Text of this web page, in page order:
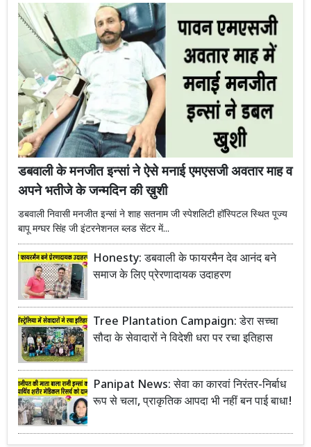
डबवाली के मनजीत इन्सां ने ऐसे मनाई एमएसजी अवतार माह व
अपने भतीजे के जन्मदिन की ख़ुशी
डबवाली निवासी मनजीत इन्सां ने शाह सतनाम जी स्पेशलिटी हॉस्पिटल स्थित पूज्य
बापू मग्घर सिंह जी इंटरनेशनल ब्लड सेंटर में...
Honesty: डबवाली के फायरमैन देव आनंद बने
समाज के लिए प्रेरणादायक उदाहरण
Tree Plantation Campaign: डेरा सच्चा
सौदा के सेवादारों ने विदेशी धरा पर रचा इतिहास
Panipat News: सेवा का कारवां निरंतर-निर्बाध
रूप से चला, प्राकृतिक आपदा भी नहीं बन पाई बाधा!